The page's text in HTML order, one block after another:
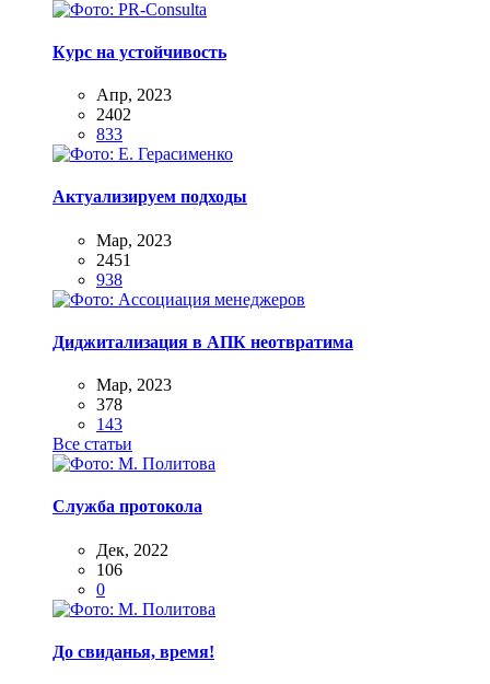
Курс на устойчивость
Апр, 2023
2402
833
Актуализируем подходы
Мар, 2023
2451
938
Диджитализация в АПК неотвратима
Мар, 2023
378
143
Все статьи
Служба протокола
Дек, 2022
106
0
До свиданья, время!